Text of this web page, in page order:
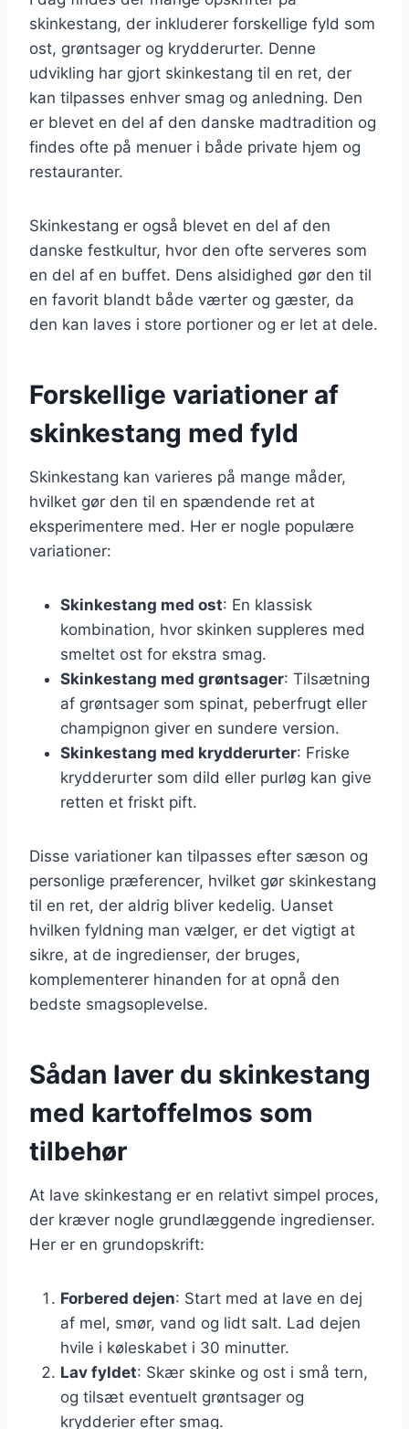
skinkestang, der inkluderer forskellige fyld som
ost, grøntsager og krydderurter. Denne
udvikling har gjort skinkestang til en ret, der
kan tilpasses enhver smag og anledning. Den
er blevet en del af den danske madtradition og
findes ofte på menuer i både private hjem og
restauranter.
Skinkestang er også blevet en del af den
danske festkultur, hvor den ofte serveres som
en del af en buffet. Dens alsidighed gør den til
en favorit blandt både værter og gæster, da
den kan laves i store portioner og er let at dele.
Forskellige variationer af
skinkestang med fyld
Skinkestang kan varieres på mange måder,
hvilket gør den til en spændende ret at
eksperimentere med. Her er nogle populære
variationer:
Skinkestang med ost: En klassisk
kombination, hvor skinken suppleres med
smeltet ost for ekstra smag.
Skinkestang med grøntsager: Tilsætning
af grøntsager som spinat, peberfrugt eller
champignon giver en sundere version.
Skinkestang med krydderurter: Friske
krydderurter som dild eller purløg kan give
retten et friskt pift.
Disse variationer kan tilpasses efter sæson og
personlige præferencer, hvilket gør skinkestang
til en ret, der aldrig bliver kedelig. Uanset
hvilken fyldning man vælger, er det vigtigt at
sikre, at de ingredienser, der bruges,
komplementerer hinanden for at opnå den
bedste smagsoplevelse.
Sådan laver du skinkestang
med kartoffelmos som
tilbehør
At lave skinkestang er en relativt simpel proces,
der kræver nogle grundlæggende ingredienser.
Her er en grundopskrift:
Forbered dejen: Start med at lave en dej
af mel, smør, vand og lidt salt. Lad dejen
hvile i køleskabet i 30 minutter.
Lav fyldet: Skær skinke og ost i små tern,
og tilsæt eventuelt grøntsager og
krydderier efter smag.